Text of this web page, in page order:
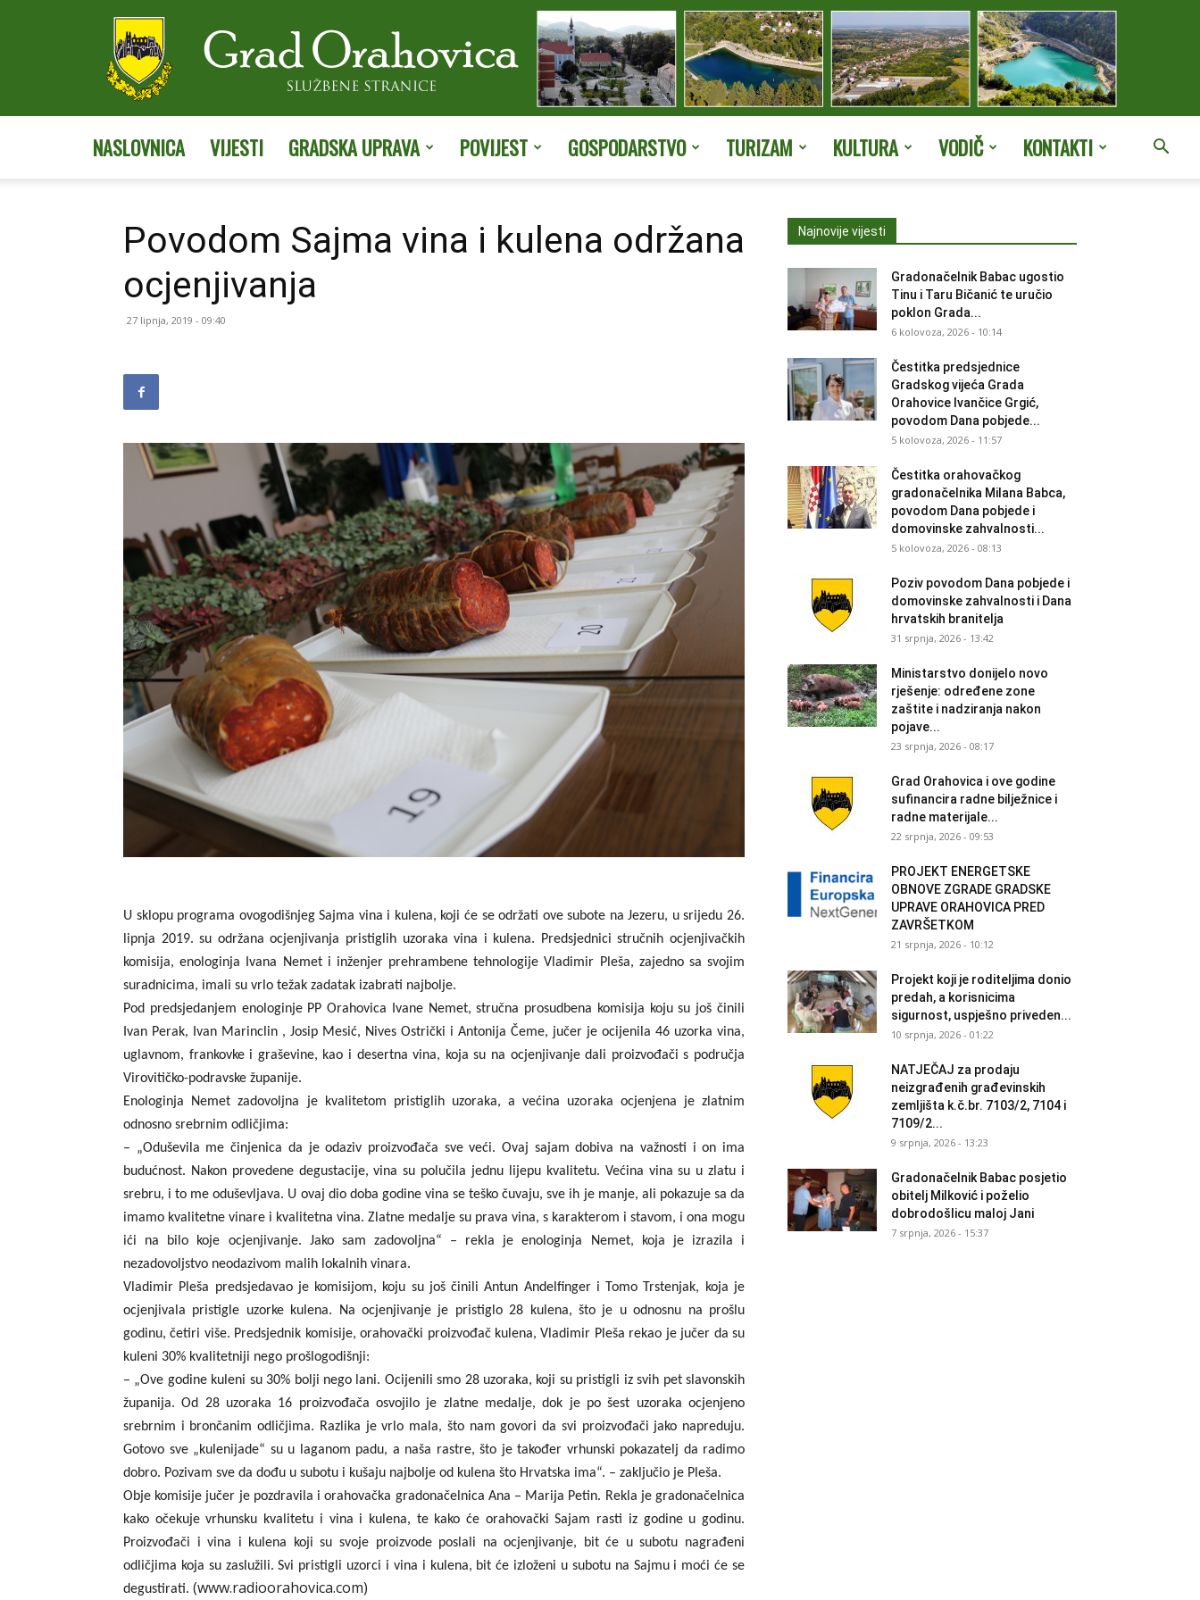
Orahovice
NASLOVNICA VIJESTI GRADSKA UPRAVA POVIJEST GOSPODARSTVO TURIZAM KULTURA VODIČ KONTAKTI
Povodom Sajma vina i kulena održana
ocjenjivanja
27 lipnja, 2019 - 09:40
U sklopu programa ovogodišnjeg Sajma vina i kulena, koji će se održati ove subote na Jezeru, u srijedu 26.
lipnja 2019. su održana ocjenjivanja pristiglih uzoraka vina i kulena. Predsjednici stručnih ocjenjivačkih
komisija, enologinja Ivana Nemet i inženjer prehrambene tehnologije Vladimir Pleša, zajedno sa svojim
suradnicima, imali su vrlo težak zadatak izabrati najbolje.
Pod predsjedanjem enologinje PP Orahovica Ivane Nemet, stručna prosudbena komisija koju su još činili
Ivan Perak, Ivan Marinclin , Josip Mesić, Nives Ostrički i Antonija Čeme, jučer je ocijenila 46 uzorka vina,
uglavnom, frankovke i graševine, kao i desertna vina, koja su na ocjenjivanje dali proizvođači s područja
Virovitičko-podravske županije.
Enologinja Nemet zadovoljna je kvalitetom pristiglih uzoraka, a većina uzoraka ocjenjena je zlatnim
odnosno srebrnim odličjima:
– „Oduševila me činjenica da je odaziv proizvođača sve veći. Ovaj sajam dobiva na važnosti i on ima
budućnost. Nakon provedene degustacije, vina su polučila jednu lijepu kvalitetu. Većina vina su u zlatu i
srebru, i to me oduševljava. U ovaj dio doba godine vina se teško čuvaju, sve ih je manje, ali pokazuje sa da
imamo kvalitetne vinare i kvalitetna vina. Zlatne medalje su prava vina, s karakterom i stavom, i ona mogu
ići na bilo koje ocjenjivanje. Jako sam zadovoljna“ – rekla je enologinja Nemet, koja je izrazila i
nezadovoljstvo neodazivom malih lokalnih vinara.
Vladimir Pleša predsjedavao je komisijom, koju su još činili Antun Andelfinger i Tomo Trstenjak, koja je
ocjenjivala pristigle uzorke kulena. Na ocjenjivanje je pristiglo 28 kulena, što je u odnosnu na prošlu
godinu, četiri više. Predsjednik komisije, orahovački proizvođač kulena, Vladimir Pleša rekao je jučer da su
kuleni 30% kvalitetniji nego prošlogodišnji:
– „Ove godine kuleni su 30% bolji nego lani. Ocijenili smo 28 uzoraka, koji su pristigli iz svih pet slavonskih
županija. Od 28 uzoraka 16 proizvođača osvojilo je zlatne medalje, dok je po šest uzoraka ocjenjeno
srebrnim i brončanim odličjima. Razlika je vrlo mala, što nam govori da svi proizvođači jako napreduju.
Gotovo sve „kulenijade“ su u laganom padu, a naša rastre, što je također vrhunski pokazatelj da radimo
dobro. Pozivam sve da dođu u subotu i kušaju najbolje od kulena što Hrvatska ima“. – zaključio je Pleša.
Obje komisije jučer je pozdravila i orahovačka gradonačelnica Ana – Marija Petin. Rekla je gradonačelnica
kako očekuje vrhunsku kvalitetu i vina i kulena, te kako će orahovački Sajam rasti iz godine u godinu.
Proizvođači i vina i kulena koji su svoje proizvode poslali na ocjenjivanje, bit će u subotu nagrađeni
odličjima koja su zaslužili. Svi pristigli uzorci i vina i kulena, bit će izloženi u subotu na Sajmu i moći će se
degustirati. (www.radioorahovica.com)
Najnovije vijesti
Gradonačelnik Babac ugostio
Tinu i Taru Bičanić te uručio
poklon Grada...
6 kolovoza, 2026 - 10:14
Čestitka predsjednice
Gradskog vijeća Grada
Orahovice Ivančice Grgić,
povodom Dana pobjede...
5 kolovoza, 2026 - 11:57
Čestitka orahovačkog
gradonačelnika Milana Babca,
povodom Dana pobjede i
domovinske zahvalnosti...
5 kolovoza, 2026 - 08:13
Poziv povodom Dana pobjede i
domovinske zahvalnosti i Dana
hrvatskih branitelja
31 srpnja, 2026 - 13:42
Ministarstvo donijelo novo
rješenje: određene zone
zaštite i nadziranja nakon
pojave...
23 srpnja, 2026 - 08:17
Grad Orahovica i ove godine
sufinancira radne bilježnice i
radne materijale...
22 srpnja, 2026 - 09:53
PROJEKT ENERGETSKE
OBNOVE ZGRADE GRADSKE
UPRAVE ORAHOVICA PRED
ZAVRŠETKOM
21 srpnja, 2026 - 10:12
Projekt koji je roditeljima donio
predah, a korisnicima
sigurnost, uspješno priveden...
10 srpnja, 2026 - 01:22
NATJEČAJ za prodaju
neizgrađenih građevinskih
zemljišta k.č.br. 7103/2, 7104 i
7109/2...
9 srpnja, 2026 - 13:23
Gradonačelnik Babac posjetio
obitelj Milković i poželio
dobrodošlicu maloj Jani
7 srpnja, 2026 - 15:37